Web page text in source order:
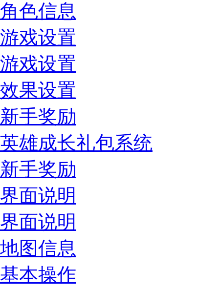
角色信息
游戏设置
游戏设置
效果设置
新手奖励
英雄成长礼包系统
新手奖励
界面说明
界面说明
地图信息
基本操作